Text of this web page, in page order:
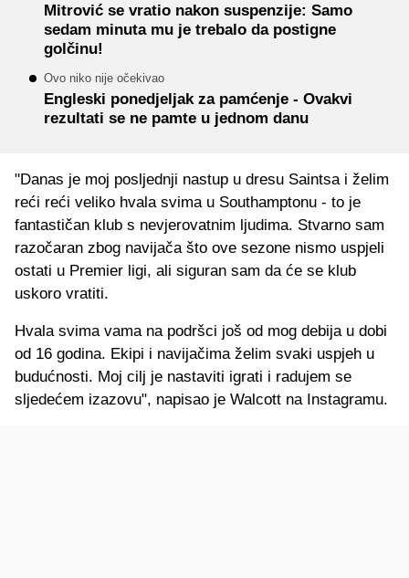
Mitrović se vratio nakon suspenzije: Samo
sedam minuta mu je trebalo da postigne
golčinu!
Ovo niko nije očekivao
Engleski ponedjeljak za pamćenje - Ovakvi
rezultati se ne pamte u jednom danu
"Danas je moj posljednji nastup u dresu Saintsa i želim
reći reći veliko hvala svima u Southamptonu - to je
fantastičan klub s nevjerovatnim ljudima. Stvarno sam
razočaran zbog navijača što ove sezone nismo uspjeli
ostati u Premier ligi, ali siguran sam da će se klub
uskoro vratiti.
Hvala svima vama na podršci još od mog debija u dobi
od 16 godina. Ekipi i navijačima želim svaki uspjeh u
budućnosti. Moj cilj je nastaviti igrati i radujem se
sljedećem izazovu", napisao je Walcott na Instagramu.